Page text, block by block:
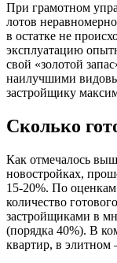
При грамотном
лотов
в остатке не
эксплуатацию
свой «золотой
наилучшими
застройщику
Сколько
Как отмечалось
новостройках,
15-20%. По
количество
застройщиками в
(порядка 40%). В
квартир, в элитном